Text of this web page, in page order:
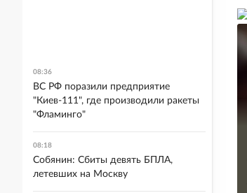
08:36
ВС РФ поразили предприятие
"Киев-111", где производили ракеты
"Фламинго"
08:18
Собянин: Сбиты девять БПЛА,
летевших на Москву